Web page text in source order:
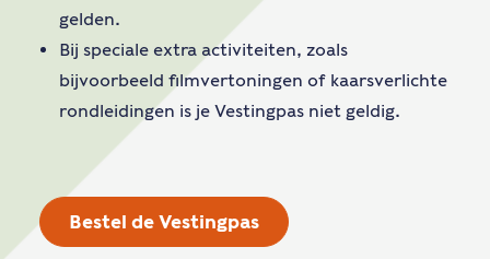
gelden.
Bij speciale extra activiteiten, zoals
bijvoorbeeld filmvertoningen of kaarsverlichte
rondleidingen is je Vestingpas niet geldig.
Bestel de Vestingpas